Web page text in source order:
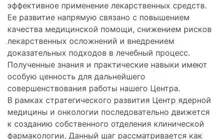
эффективное применение лекарственных средств.
Ее развитие напрямую связано с повышением
качества медицинской помощи, снижением рисков
лекарственных осложнений и внедрением
доказательных подходов в лечебный процесс.
Полученные знания и практические навыки имеют
особую ценность для дальнейшего
совершенствования работы нашего Центра.
В рамках стратегического развития Центр ядерной
медицины и онкологии последовательно движется
к созданию собственного отделения клинической
фармакологии. Данный шаг рассматривается как